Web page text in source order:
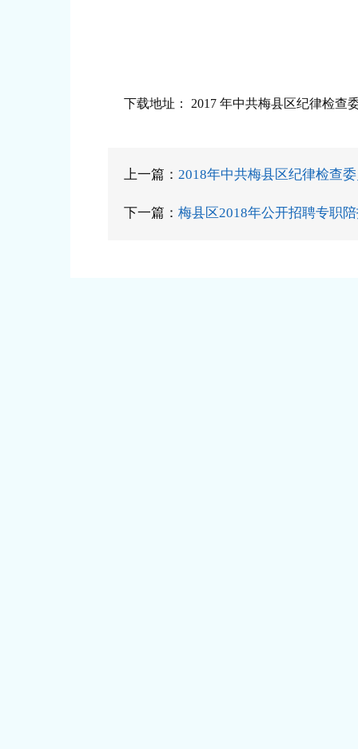
下载地址： 2017 年中共梅县区纪律检查
上一篇： 2018年中共梅县区纪律检查
下一篇： 梅县区2018年公开招聘专职